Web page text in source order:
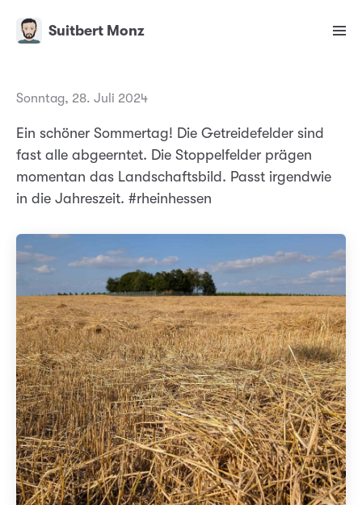
Suitbert Monz
Sonntag, 28. Juli 2024
Ein schöner Sommertag! Die Getreidefelder sind
fast alle abgeerntet. Die Stoppelfelder prägen
momentan das Landschaftsbild. Passt irgendwie
in die Jahreszeit. #rheinhessen